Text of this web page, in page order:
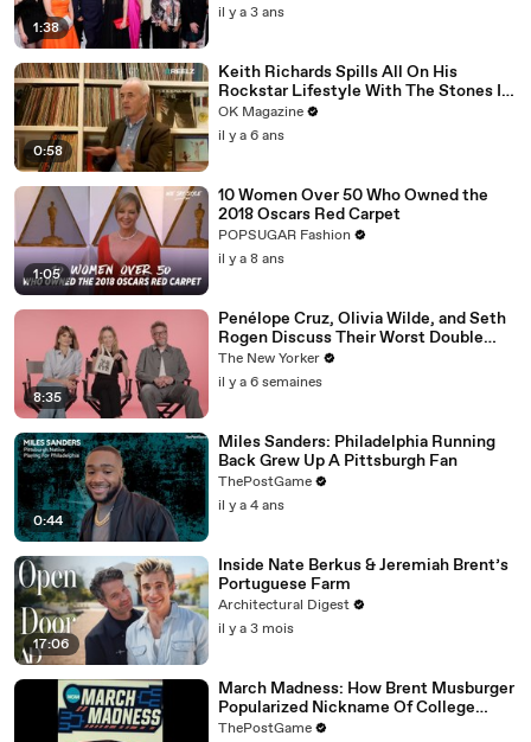
1:38
il y a 3 ans
0:58
Keith Richards Spills All On His
Rockstar Lifestyle With The Stones In
New REELZ Doc: Watch
OK Magazine
il y a 6 ans
1:05
10 Women Over 50 Who Owned the
2018 Oscars Red Carpet
POPSUGAR Fashion
il y a 8 ans
8:35
Penélope Cruz, Olivia Wilde, and Seth
Rogen Discuss Their Worst Double
Dates | The Mini Interview
The New Yorker
il y a 6 semaines
0:44
Miles Sanders: Philadelphia Running
Back Grew Up A Pittsburgh Fan
ThePostGame
il y a 4 ans
17:06
Inside Nate Berkus & Jeremiah Brent’s
Portuguese Farm
Architectural Digest
il y a 3 mois
March Madness: How Brent Musburger
Popularized Nickname Of College
Basketball's Signature Event
ThePostGame